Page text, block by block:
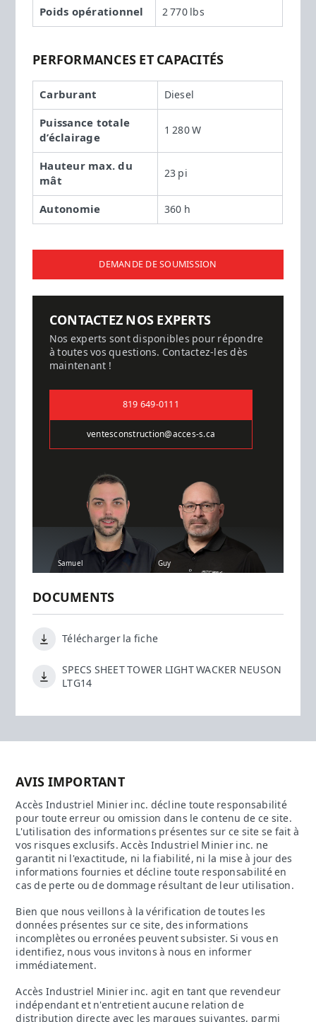
Poids opérationnel 2 770 lbs
PERFORMANCES ET CAPACITÉS
Carburant Diesel
Puissance totale
d’éclairage
1 280 W
Hauteur max. du
mât
23 pi
Autonomie 360 h
DEMANDE DE SOUMISSION
CONTACTEZ NOS EXPERTS
Nos experts sont disponibles pour répondre
à toutes vos questions. Contactez-les dès
maintenant !
819 649-0111
ventesconstruction@acces-s.ca
Samuel Guy
DOCUMENTS
Télécharger la fiche
SPECS SHEET TOWER LIGHT WACKER NEUSON
LTG14
AVIS IMPORTANT
Accès Industriel Minier inc. décline toute responsabilité
pour toute erreur ou omission dans le contenu de ce site.
L'utilisation des informations présentes sur ce site se fait à
vos risques exclusifs. Accès Industriel Minier inc. ne
garantit ni l'exactitude, ni la fiabilité, ni la mise à jour des
informations fournies et décline toute responsabilité en
cas de perte ou de dommage résultant de leur utilisation.
Bien que nous veillons à la vérification de toutes les
données présentes sur ce site, des informations
incomplètes ou erronées peuvent subsister. Si vous en
identifiez, nous vous invitons à nous en informer
immédiatement.
Accès Industriel Minier inc. agit en tant que revendeur
indépendant et n'entretient aucune relation de
distribution directe avec les marques suivantes, parmi